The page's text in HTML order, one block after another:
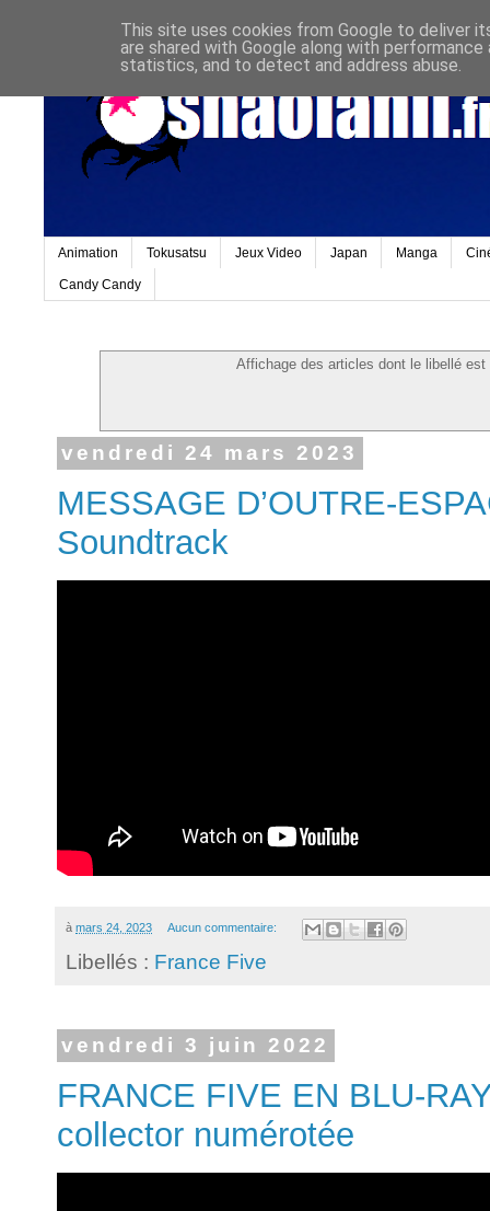
Animation Tokusatsu Jeux Video Japan Manga
Candy Candy
Affichage des articles dont le libellé est
vendredi 24 mars 2023
MESSAGE D’OUTRE-
Soundtrack
à mars 24, 2023 Aucun commentaire:
Libellés : France Five
vendredi 3 juin 2022
FRANCE FIVE EN BLU-
collector numérotée
This site uses cookies from Google to deliver
are shared with Google along with
statistics, and to detect and address abuse.